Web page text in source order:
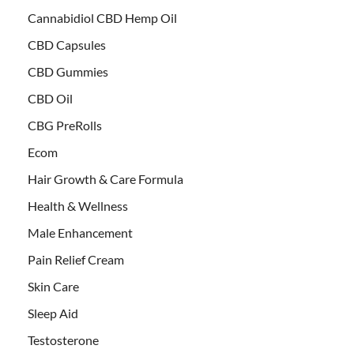
Cannabidiol CBD Hemp Oil
CBD Capsules
CBD Gummies
CBD Oil
CBG PreRolls
Ecom
Hair Growth & Care Formula
Health & Wellness
Male Enhancement
Pain Relief Cream
Skin Care
Sleep Aid
Testosterone